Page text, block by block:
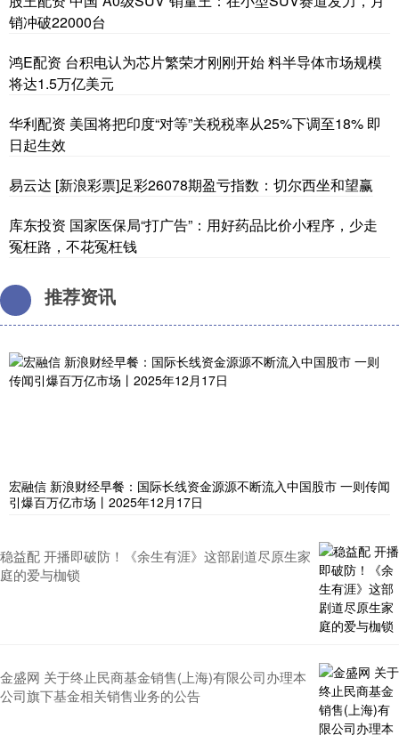
销冲破22000台
鸿E配资 台积电认为芯片繁荣才刚刚开始 料半导体市场规模
将达1.5万亿美元
华利配资 美国将把印度“对等”关税税率从25%下调至18% 即
日起生效
易云达 [新浪彩票]足彩26078期盈亏指数：切尔西坐和望赢
库东投资 国家医保局“打广告”：用好药品比价小程序，少走
冤枉路，不花冤枉钱
推荐资讯
宏融信 新浪财经早餐：国际长线资金源源不断流入中国股市 一则传闻
引爆百万亿市场丨2025年12月17日
稳益配 开播即破防！《余生有涯》这部剧道尽原生家
庭的爱与枷锁
金盛网 关于终止民商基金销售(上海)有限公司办理本
公司旗下基金相关销售业务的公告